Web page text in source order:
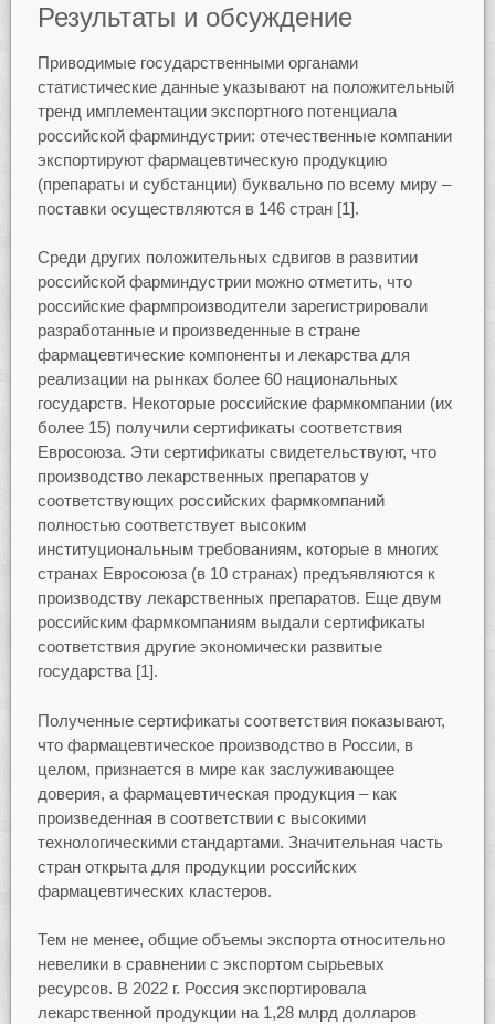
Результаты и обсуждение
Приводимые государственными органами
статистические данные указывают на положительный
тренд имплементации экспортного потенциала
российской фарминдустрии: отечественные компании
экспортируют фармацевтическую продукцию
(препараты и субстанции) буквально по всему миру –
поставки осуществляются в 146 стран [1].
Среди других положительных сдвигов в развитии
российской фарминдустрии можно отметить, что
российские фармпроизводители зарегистрировали
разработанные и произведенные в стране
фармацевтические компоненты и лекарства для
реализации на рынках более 60 национальных
государств. Некоторые российские фармкомпании (их
более 15) получили сертификаты соответствия
Евросоюза. Эти сертификаты свидетельствуют, что
производство лекарственных препаратов у
соответствующих российских фармкомпаний
полностью соответствует высоким
институциональным требованиям, которые в многих
странах Евросоюза (в 10 странах) предъявляются к
производству лекарственных препаратов. Еще двум
российским фармкомпаниям выдали сертификаты
соответствия другие экономически развитые
государства [1].
Полученные сертификаты соответствия показывают,
что фармацевтическое производство в России, в
целом, признается в мире как заслуживающее
доверия, а фармацевтическая продукция – как
произведенная в соответствии с высокими
технологическими стандартами. Значительная часть
стран открыта для продукции российских
фармацевтических кластеров.
Тем не менее, общие объемы экспорта относительно
невелики в сравнении с экспортом сырьевых
ресурсов. В 2022 г. Россия экспортировала
лекарственной продукции на 1,28 млрд долларов